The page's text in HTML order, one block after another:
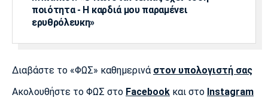
ποιότητα - Η καρδιά μου παραμένει
ερυθρόλευκη»
Διαβάστε το «ΦΩΣ» καθημερινά στον υπολογιστή σας
Ακολουθήστε το ΦΩΣ στο Facebook και στο Instagram